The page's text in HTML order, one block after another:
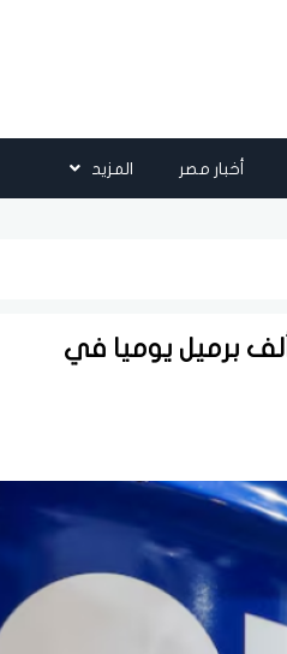
أخبار مصر المزيد
أوبك+ يوافق مبدئيا على رفع أهداف إنتاج النفط 188 ألف برميل يوميا في